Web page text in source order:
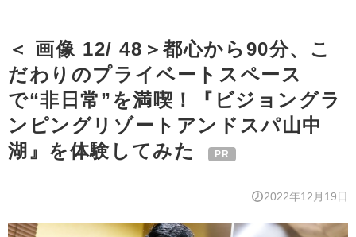
＜ 画像 12/ 48＞都心から90分、こ
だわりのプライベートスペース
で“非日常”を満喫！『ビジョングラ
ンピングリゾートアンドスパ山中
湖』を体験してみた
2022年12月19日